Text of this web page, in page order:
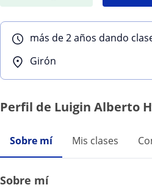
más de 2 años dando
Girón
Perfil de Luigin Alberto
Sobre mí Mis clases
Sobre mí